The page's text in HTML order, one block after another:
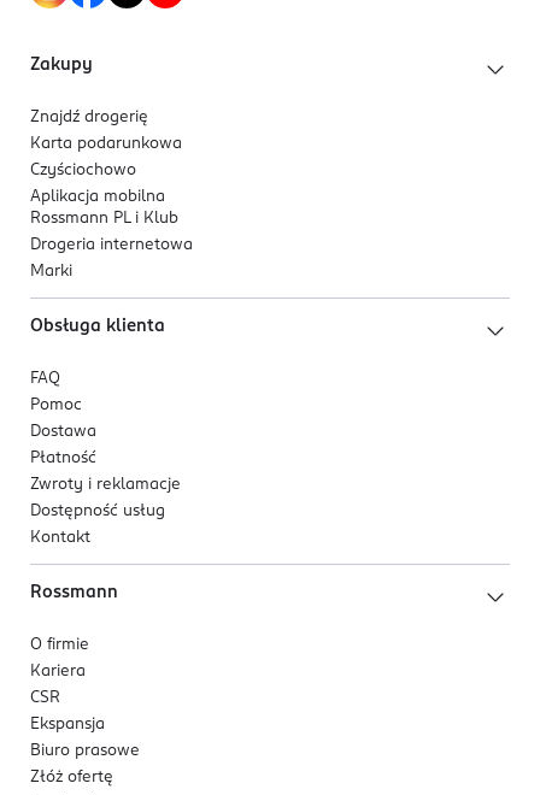
Zakupy
Znajdź drogerię
Karta podarunkowa
Czyściochowo
Aplikacja mobilna
Rossmann PL i Klub
Drogeria internetowa
Marki
Obsługa klienta
FAQ
Pomoc
Dostawa
Płatność
Zwroty i reklamacje
Dostępność usług
Kontakt
Rossmann
O firmie
Kariera
CSR
Ekspansja
Biuro prasowe
Złóż ofertę